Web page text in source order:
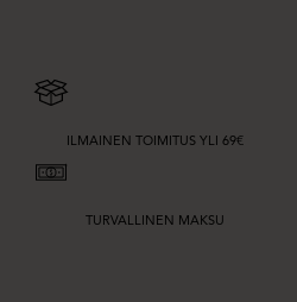
ILMAINEN TOIMITUS YLI 69€
TURVALLINEN MAKSU